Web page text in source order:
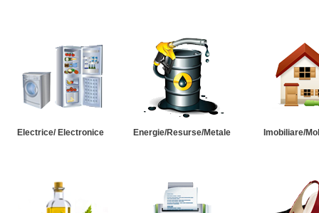
Electrice/ Electronice Energie/Resurse/Metale Imobiliare/